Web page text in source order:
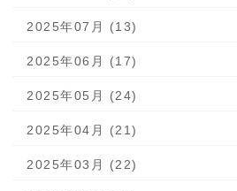
2025年07月 (13)
2025年06月 (17)
2025年05月 (24)
2025年04月 (21)
2025年03月 (22)